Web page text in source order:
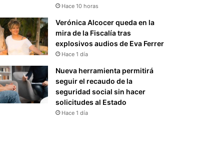
Hace 10 horas
Verónica Alcocer queda en la
mira de la Fiscalía tras
explosivos audios de Eva Ferrer
Hace 1 día
Nueva herramienta permitirá
seguir el recaudo de la
seguridad social sin hacer
solicitudes al Estado
Hace 1 día